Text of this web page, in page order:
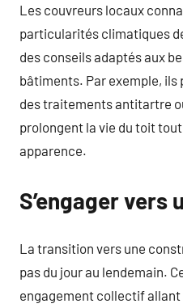
Les couvreurs locaux
particularités climatiques
des conseils adaptés aux
bâtiments. Par exemple,
des traitements antitartre
prolongent la vie du toit
apparence.
S’engager vers
La transition vers une
pas du jour au lendemain.
engagement collectif